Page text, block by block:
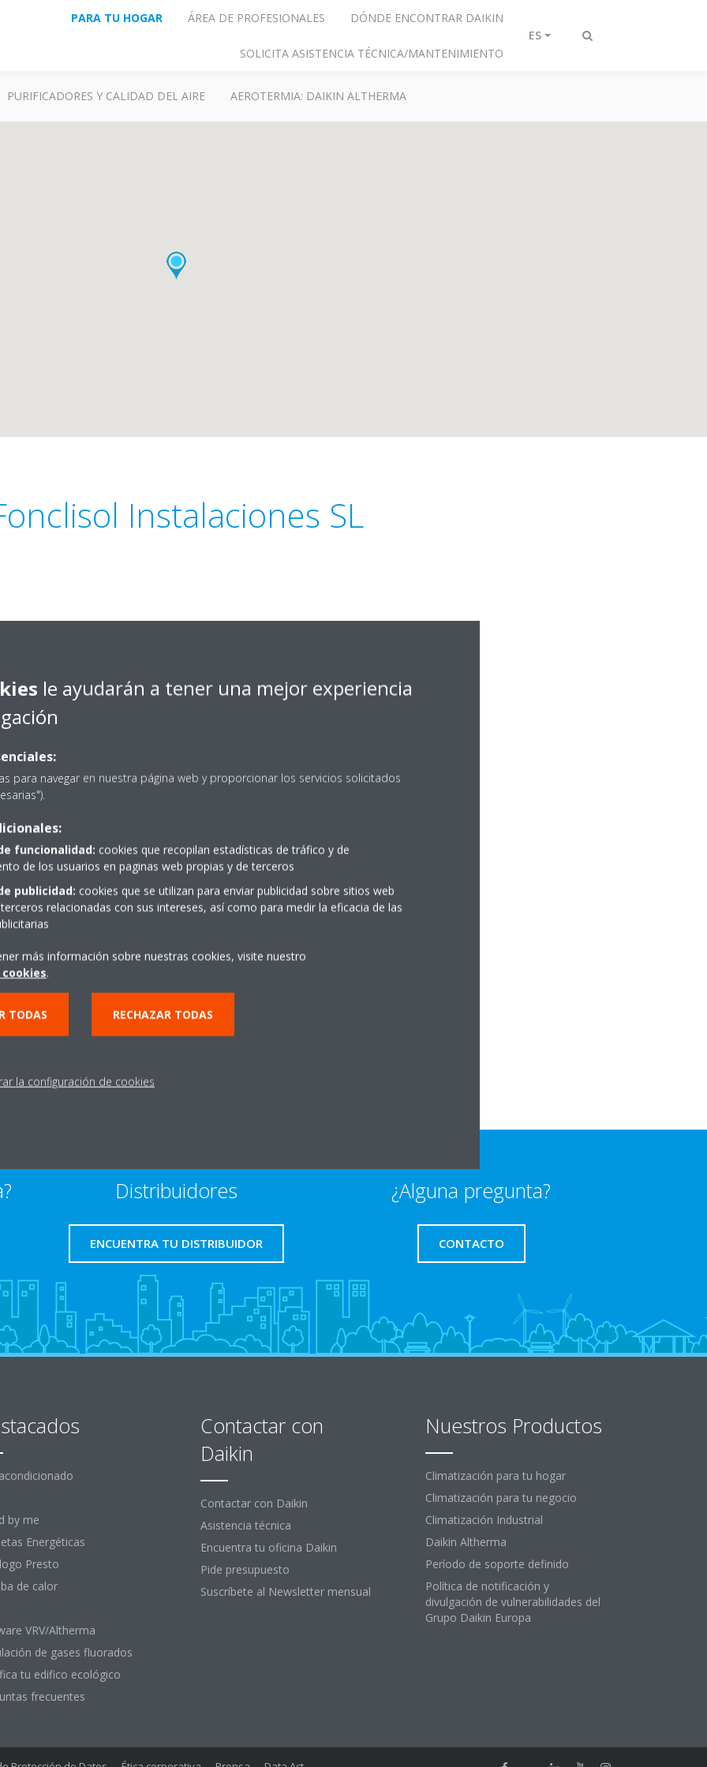
Alternar
PARA TU HOGAR ÁREA DE PROFESIONALES DÓNDE ENCONTRAR DAIKIN
SOLICITA ASISTENCIA TÉCNICA/MANTENIMIENTO
ES
PURIFICADORES Y CALIDAD DEL AIRE AEROTERMIA: DAIKIN ALTHERMA
Instalaciones SL
Málaga
PIDE PRESUPUESTO
Distribuidores
ENCUENTRA TU DISTRIBUIDOR
¿Alguna pregunta?
CONTACTO
by me
Energéticas
Presto
de calor
VRV/Altherma
de gases fluorados
tu edifico ecológico
frecuentes
Contactar con
Daikin
Contactar con Daikin
Asistencia técnica
Encuentra tu oficina Daikin
Pide presupuesto
Suscríbete al Newsletter mensual
Nuestros Productos
Climatización para tu hogar
Climatización para tu negocio
Climatización Industrial
Daikin Altherma
Período de soporte definido
Política de notificación y
divulgación de vulnerabilidades del
Grupo Daikin Europa
le ayudarán a tener una mejor experiencia
para navegar en nuestra página web y proporcionar los servicios solicitados
funcionalidad: cookies que recopilan estadísticas de tráfico y de
de los usuarios en paginas web propias y de terceros
publicidad: cookies que se utilizan para enviar publicidad sobre sitios web
relacionadas con sus intereses, así como para medir la eficacia de las
más información sobre nuestras cookies, visite nuestro
.
TODAS RECHAZAR TODAS
la configuración de cookies